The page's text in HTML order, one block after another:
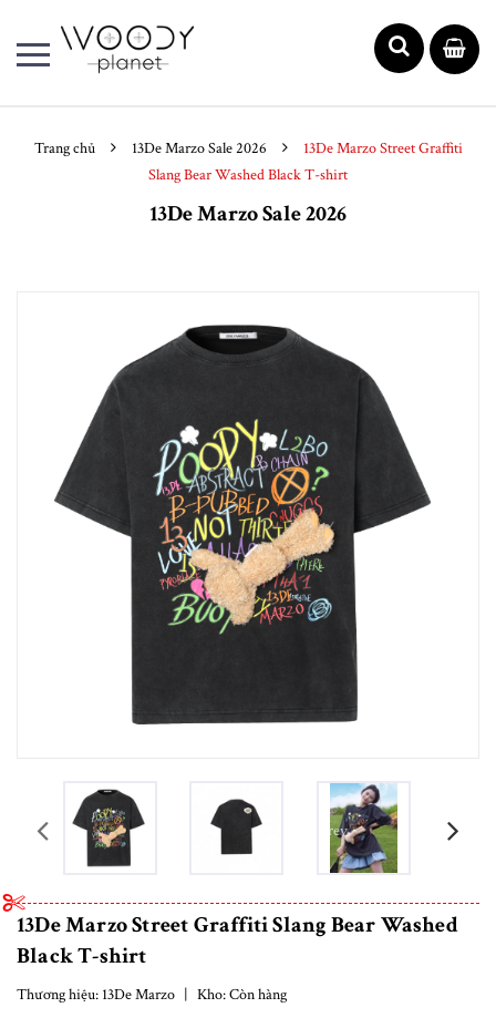
Trang chủ 13De Marzo Sale 2026
13De Marzo Street Graffiti
Slang Bear Washed Black T-shirt
13De Marzo Sale 2026
prev
13De Marzo Street Graffiti Slang Bear Washed
Black T-shirt
Thương hiệu: 13De Marzo | Kho:Còn hàng